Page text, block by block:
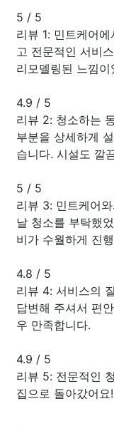
5 / 5
리뷰 1: 민트케어
고 전문적인 서비
리모델링된 느낌이
4.9 / 5
리뷰 2: 청소하는
부분을 상세하게
습니다. 시설도 깔
5 / 5
리뷰 3: 민트케어
날 청소를 부탁했
비가 수월하게 진
4.8 / 5
리뷰 4: 서비스의
답변해 주셔서 편
우 만족합니다.
4.9 / 5
리뷰 5: 전문적인
집으로 돌아갔어